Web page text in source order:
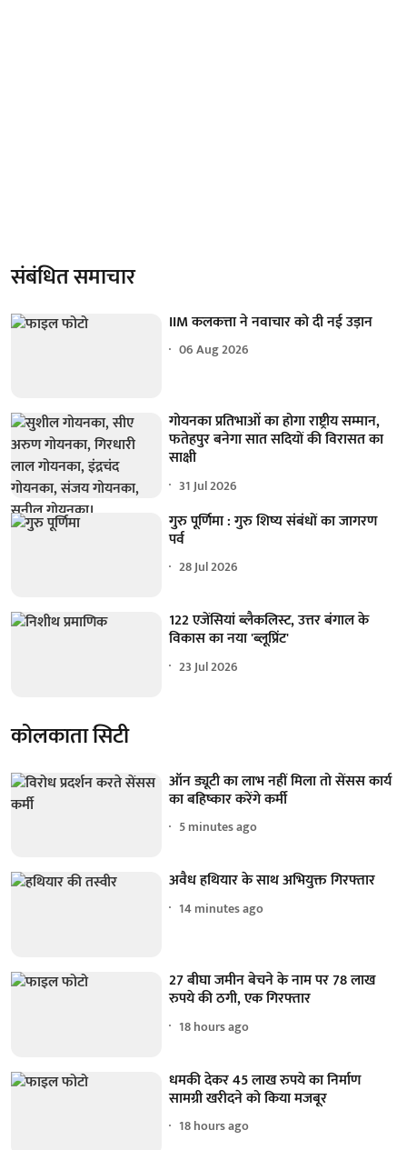
संबंधित समाचार
IIM कलकत्ता ने नवाचार को दी नई उड़ान
06 Aug 2026
गोयनका प्रतिभाओं का होगा राष्ट्रीय सम्मान,
फतेहपुर बनेगा सात सदियों की विरासत का
साक्षी
31 Jul 2026
गुरु पूर्णिमा : गुरु शिष्य संबंधों का जागरण
पर्व
28 Jul 2026
122 एजेंसियां ब्लैकलिस्ट, उत्तर बंगाल के
विकास का नया 'ब्लूप्रिंट'
23 Jul 2026
कोलकाता सिटी
ऑन ड्यूटी का लाभ नहीं मिला तो सेंसस कार्य
का बहिष्कार करेंगे कर्मी
5 minutes ago
अवैध हथियार के साथ अभियुक्त गिरफ्तार
14 minutes ago
27 बीघा जमीन बेचने के नाम पर 78 लाख
रुपये की ठगी, एक गिरफ्तार
18 hours ago
धमकी देकर 45 लाख रुपये का निर्माण
सामग्री खरीदने को किया मजबूर
18 hours ago